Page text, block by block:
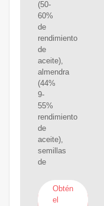
(50-
60%
de
rendimiento
de
aceite),
almendra
(44%
9-
55%
rendimiento
de
aceite),
semillas
de
Obtén
el